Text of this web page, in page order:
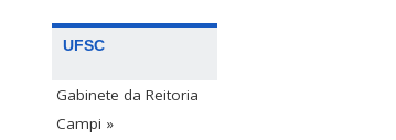
UFSC
Gabinete da Reitoria
Campi »